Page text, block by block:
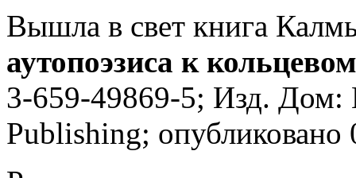
Вышла в свет книга
аутопоэзиса к
3-659-49869-5; Изд.
Publishing; опубликовано